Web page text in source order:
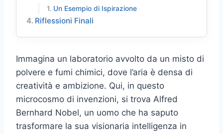
Un Esempio di Ispirazione
Riflessioni Finali
Immagina un laboratorio avvolto da un misto di
polvere e fumi chimici, dove l’aria è densa di
creatività e ambizione. Qui, in questo
microcosmo di invenzioni, si trova Alfred
Bernhard Nobel, un uomo che ha saputo
trasformare la sua visionaria intelligenza in